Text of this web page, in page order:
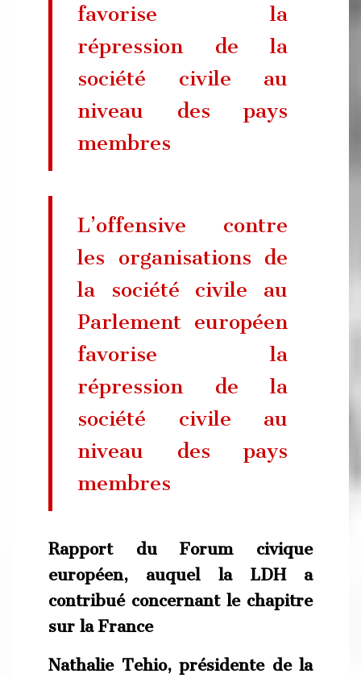
favorise la
répression de la
société civile au
niveau des pays
membres
L’offensive contre
les organisations de
la société civile au
Parlement européen
favorise la
répression de la
société civile au
niveau des pays
membres
Rapport du Forum civique
européen, auquel la LDH a
contribué concernant le chapitre
sur la France
Nathalie Tehio, présidente de la